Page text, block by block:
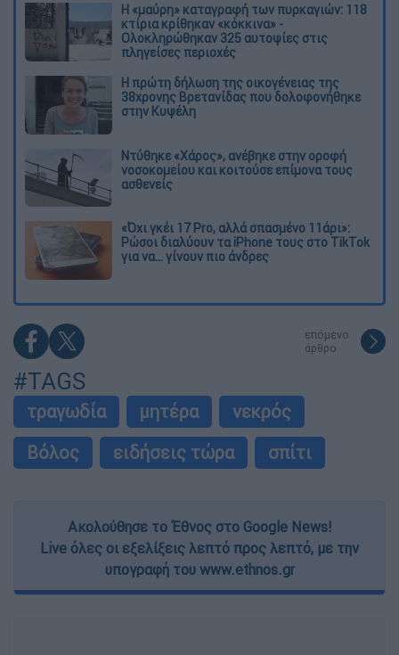
Η «μαύρη» καταγραφή των πυρκαγιών: 118
κτίρια κρίθηκαν «κόκκινα» -
Ολοκληρώθηκαν 325 αυτοψίες στις
πληγείσες περιοχές
Η πρώτη δήλωση της οικογένειας της
38χρονης Βρετανίδας που δολοφονήθηκε
στην Κυψέλη
Ντύθηκε «Χάρος», ανέβηκε στην οροφή
νοσοκομείου και κοιτούσε επίμονα τους
ασθενείς
«Όχι γκέι 17 Pro, αλλά σπασμένο 11άρι»:
Ρώσοι διαλύουν τα iPhone τους στο TikTok
για να... γίνουν πιο άνδρες
επόμενο
άρθρο
#TAGS
τραγωδία μητέρα
νεκρός
Βόλος
ειδήσεις τώρα σπίτι
Ακολούθησε το Έθνος στο Google News!
Live όλες οι εξελίξεις λεπτό προς λεπτό, με την
υπογραφή του www.ethnos.gr